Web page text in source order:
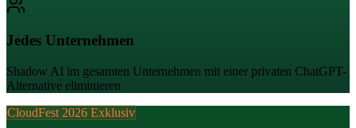
Jedes Unternehmen
Shadow AI im gesamten Unternehmen mit einer privaten ChatGPT-
Alternative eliminieren
CloudFest 2026 Exklusiv